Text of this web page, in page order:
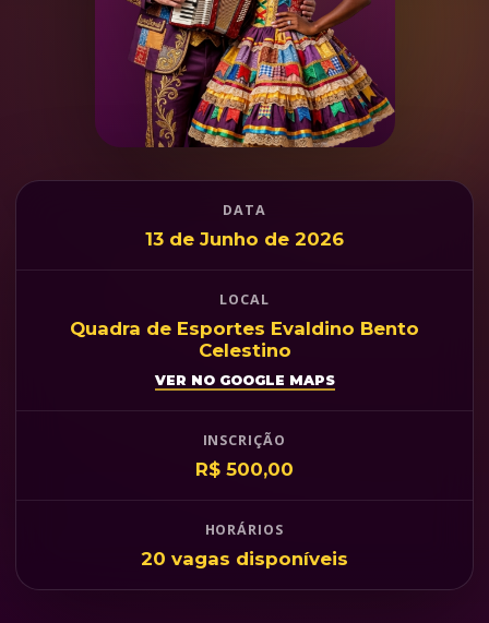
DATA
13 de Junho de 2026
LOCAL
Quadra de Esportes Evaldino Bento
Celestino
VER NO GOOGLE MAPS
INSCRIÇÃO
R$ 500,00
HORÁRIOS
20 vagas disponíveis